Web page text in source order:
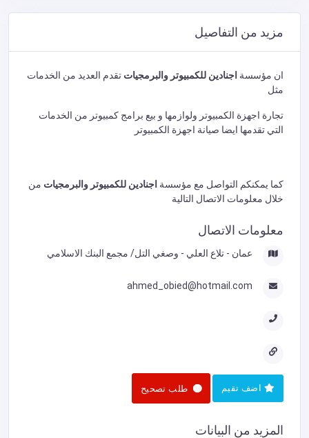
مزيد من التفاصيل
ان مؤسسة اجنادين للكمبيوتر والبرمجيات تقدم العديد من الخدمات
مثل
تجارة اجهزة الكمبيوتر ولوازمها و بيع برامج كمبيوتر من الخدمات
التي تقدمها ايضا صيانة اجهزة الكمبيوتر
كما يمكنكم التواصل مع مؤسسة اجنادين للكمبيوتر والبرمجيات من
خلال معلومات الاتصال التالية
معلومات الاتصال
عمان - تلاع العلي - وصغي التل/ مجمع البنك الاسلامي
اضف تقيم طلب تصحيح
المزيد من البيانات